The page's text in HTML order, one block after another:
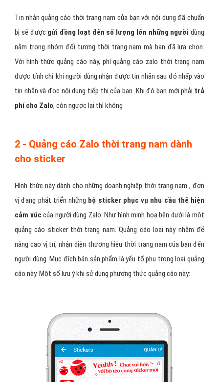
Tin nhắn quảng cáo thời trang nam của bạn với nội dung đã chuẩn
bị sẽ được gửi đồng loạt đến số lượng lớn những người dùng
nằm trong nhóm đối tượng thời trang nam mà bạn đã lựa chọn.
Với hình thức quảng cáo này, phí quảng cáo zalo thời trang nam
được tính chỉ khi người dùng nhận được tin nhắn sau đó nhấp vào
tin nhắn và đọc nội dung tiếp thị của bạn. Khi đó bạn mới phải trả
phí cho Zalo, còn ngược lại thì không
2 - Quảng cáo Zalo thời trang nam dành
cho sticker
Hình thức này dành cho những doanh nghiệp thời trang nam , đơn
vị đang phát triển những bộ sticker phục vụ nhu cầu thể hiện
cảm xúc của người dùng Zalo. Như hình minh họa bên dưới là một
quảng cáo sticker thời trang nam. Quảng cáo loại này nhằm để
nâng cao vị trí, nhận diện thương hiệu thời trang nam của bạn đến
người dùng. Mục đích bán sản phẩm là yếu tố phụ trong loại quảng
cáo này. Một số lưu ý khi sử dụng phương thức quảng cáo này: